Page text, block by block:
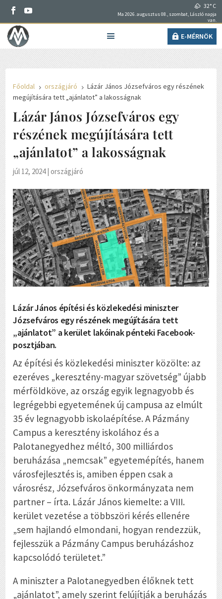
32° C
Ma 2026. augusztus 08., szombat, László napja
van.
E-MÉRNÖK
Főoldal 5 országjáró 5 Lázár János Józsefváros egy részének
megújítására tett „ajánlatot” a lakosságnak
Lázár János Józsefváros egy
részének megújítására tett
„ajánlatot” a lakosságnak
júl 12, 2024|országjáró
Lázár János építési és közlekedési miniszter
Józsefváros egy részének megújítására tett
„ajánlatot” a kerület lakóinak pénteki Facebook-
posztjában.
Az építési és közlekedési miniszter közölte: az
ezeréves „keresztény-magyar szövetség” újabb
mérföldköve, az ország egyik legnagyobb és
legrégebbi egyetemének új campusa az elmúlt
35 év legnagyobb iskolaépítése. A Pázmány
Campus a keresztény iskolához és a
Palotanegyedhez méltó, 300 milliárdos
beruházása „nemcsak” egyetemépítés, hanem
városfejlesztés is, amiben éppen csak a
városrész, Józsefváros önkormányzata nem
partner – írta. Lázár János kiemelte: a VIII.
kerület vezetése a többszöri kérés ellenére
„sem hajlandó elmondani, hogyan rendezzük,
fejlesszük a Pázmány Campus beruházáshoz
kapcsolódó területet.”
A miniszter a Palotanegyedben élőknek tett
„ajánlatot”, amely szerint felújítják a beruházás